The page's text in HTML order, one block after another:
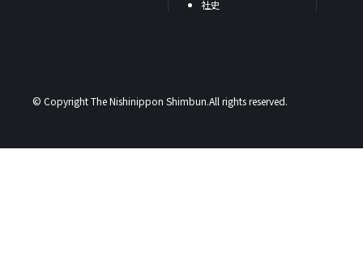
社史
© Copyright The Nishinippon Shimbun.All rights reserved.